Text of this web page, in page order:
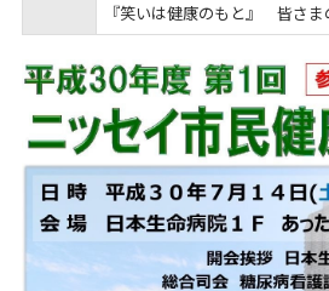
『笑いは健康のもと』 皆さ